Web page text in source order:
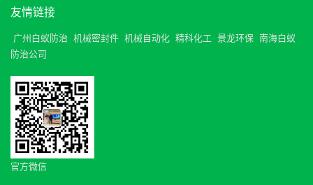
友情链接
广州白蚁防治 机械密封件 机械自动化 精科化工 景龙环保 南海白蚁
防治公司
官方微信